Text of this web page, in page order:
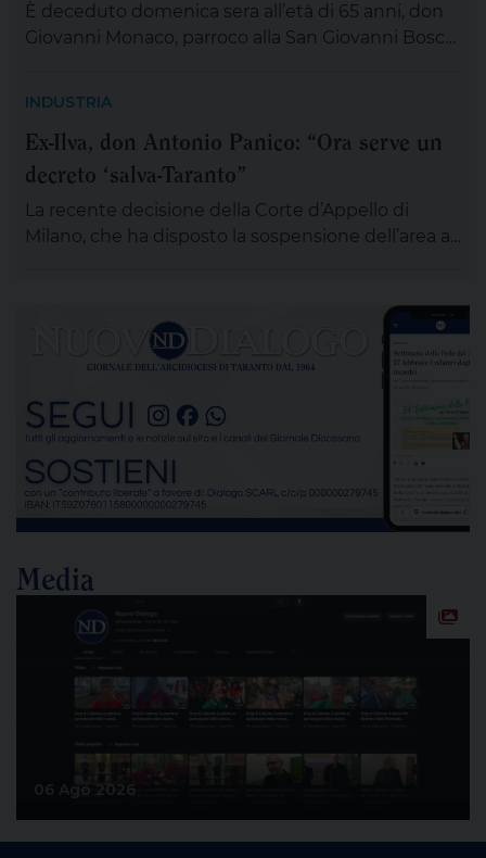
È deceduto domenica sera all’età di 65 anni, don
Giovanni Monaco, parroco alla San Giovanni Bosco.
preghiera e rendergli un ultimo saluto. Alle ore 20
ci si ritroverà come Comunità educativa pastorale
INDUSTRIA
Ex-Ilva, don Antonio Panico: “Ora serve un
decreto ‘salva-Taranto”
La recente decisione della Corte d’Appello di
Milano, che ha disposto la sospensione dell’area a
alla completa bonifica dell’amianto e alla riduzione
delle emissioni di polveri sottili, rappresenta un
passaggio destinato a segnare la lunga vicenda
dello stabilimento siderurgico. Una pronuncia che
[…]
Media